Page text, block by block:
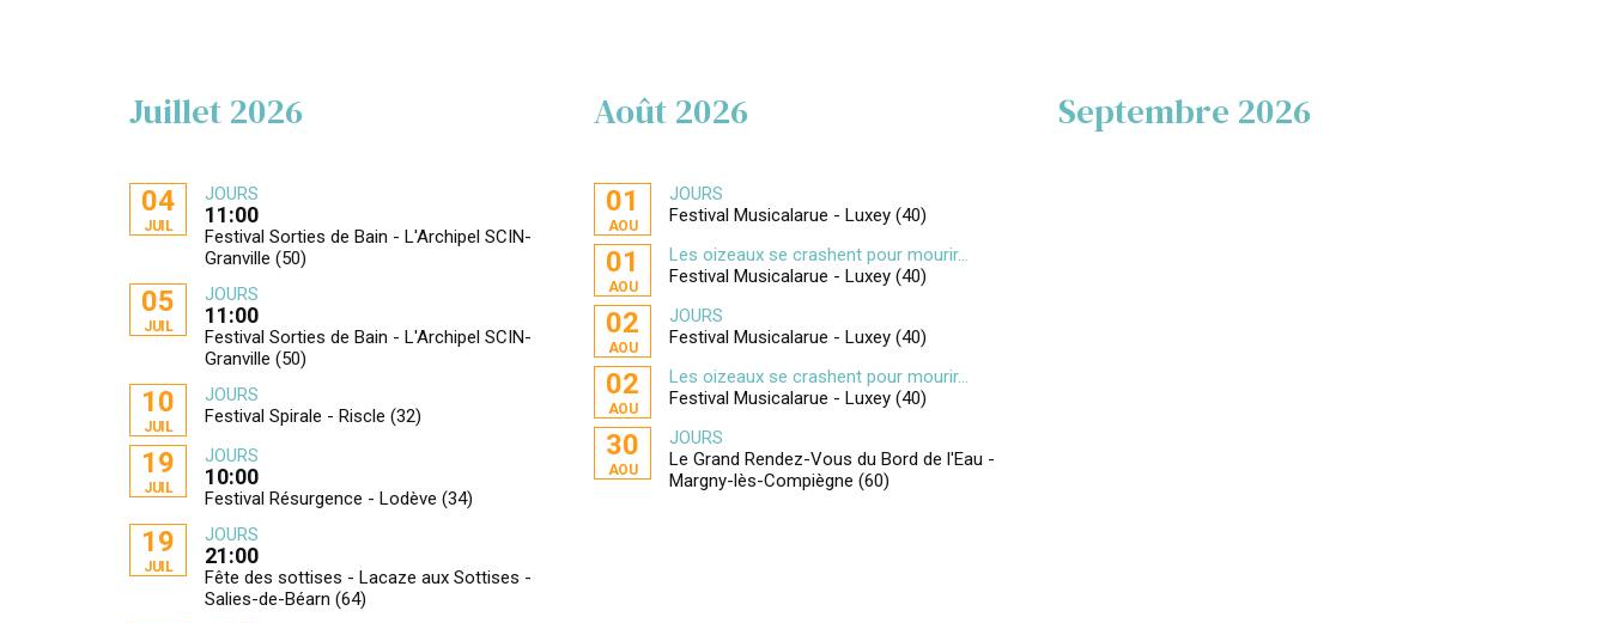
Juillet 2026
04
JUIL
JOURS
11:00
Festival Sorties de Bain - L'Archipel SCIN-
Granville (50)
05
JUIL
JOURS
11:00
Festival Sorties de Bain - L'Archipel SCIN-
Granville (50)
10
JUIL
JOURS
Festival Spirale - Riscle (32)
19
JUIL
JOURS
10:00
Festival Résurgence - Lodève (34)
19
JUIL
JOURS
21:00
Fête des sottises - Lacaze aux Sottises -
Salies-de-Béarn (64)
Août 2026
01
AOU
JOURS
Festival Musicalarue - Luxey (40)
01
AOU
Les oizeaux se crashent pour mourir...
Festival Musicalarue - Luxey (40)
02
AOU
JOURS
Festival Musicalarue - Luxey (40)
02
AOU
Les oizeaux se crashent pour mourir...
Festival Musicalarue - Luxey (40)
30
AOU
JOURS
Le Grand Rendez-Vous du Bord de l'Eau -
Margny-lès-Compiègne (60)
Septembre 2026